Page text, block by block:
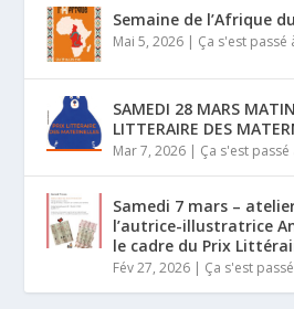
Semaine de l’Afrique
Mai 5, 2026 Ça s'est passé
SAMEDI 28 MARS
LITTERAIRE DES
Mar 7, 2026 Ça s'est
Samedi 7 mars –
l’autrice-illustratrice
le cadre du Prix
Fév 27, 2026 Ça s'est